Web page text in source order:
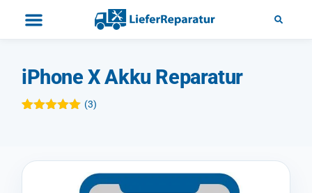
iPhone X Akku Reparatur
Kundenbewertungen
(3)